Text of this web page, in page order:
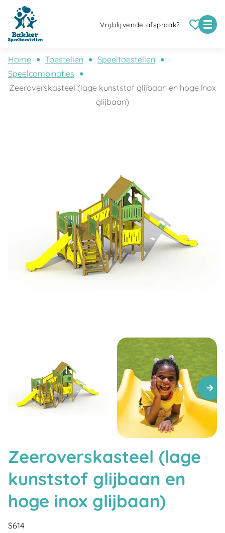
Vrijblijvende afspraak?
Home Toestellen
Speeltoestellen
Speelcombinaties
Zeeroverskasteel (lage kunststof glijbaan en hoge inox
glijbaan)
Zeeroverskasteel (lage
kunststof glijbaan en
hoge inox glijbaan)
S614